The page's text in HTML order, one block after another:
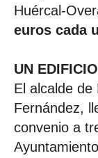
Huércal-
euros cada
UN
El alcalde
Fernández,
convenio a